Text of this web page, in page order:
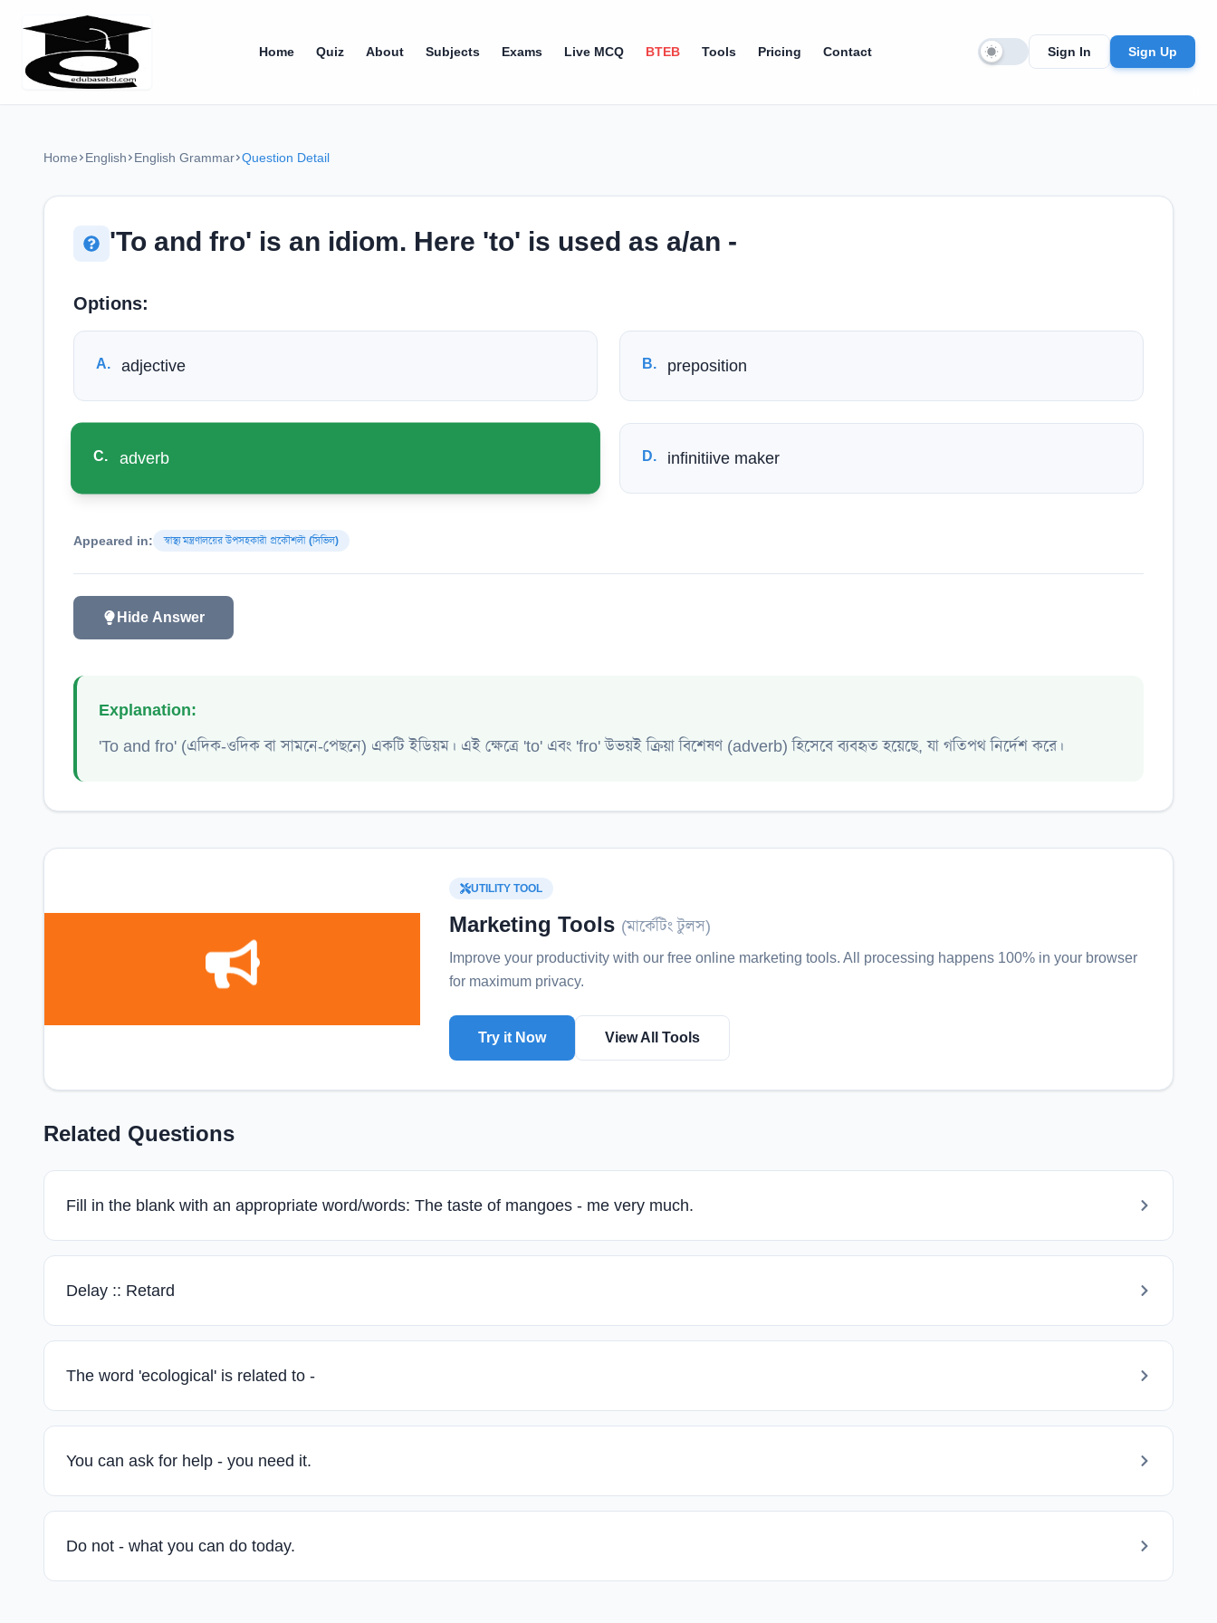
Home Quiz About Subjects Exams Live MCQ BTEB Tools Pricing Contact Sign In Sign Up
Home English English Grammar Question Detail
'To and fro' is an idiom. Here 'to' is used as a/an -
Options:
A. adjective B. preposition
C. adverb D. infinitiive maker
Appeared in: স্বাস্থ্য মন্ত্রণালয়ের উপসহকারী প্রকৌশলী (সিভিল)
Hide Answer
Explanation:
'To and fro' (এদিক-ওদিক বা সামনে-পেছনে) একটি ইডিয়ম। এই ক্ষেত্রে 'to' এবং 'fro' উভয়ই ক্রিয়া বিশেষণ (adverb) হিসেবে ব্যবহৃত হয়েছে, যা গতিপথ নির্দেশ করে।
UTILITY TOOL
Marketing Tools (মার্কেটিং টুলস)
Improve your productivity with our free online marketing tools. All processing happens 100% in your browser
for maximum privacy.
Try it Now View All Tools
Related Questions
Fill in the blank with an appropriate word/words: The taste of mangoes - me very much.
Delay :: Retard
The word 'ecological' is related to -
You can ask for help - you need it.
Do not - what you can do today.